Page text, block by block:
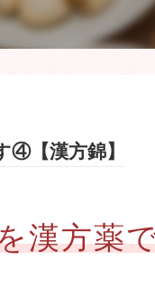
④【漢方錦】
漢方薬